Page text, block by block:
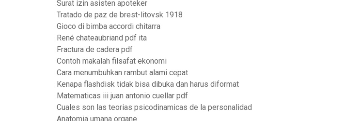
Surat izin asisten apoteker
Tratado de paz de brest-litovsk 1918
Gioco di bimba accordi chitarra
René chateaubriand pdf ita
Fractura de cadera pdf
Contoh makalah filsafat ekonomi
Cara menumbuhkan rambut alami cepat
Kenapa flashdisk tidak bisa dibuka dan harus diformat
Matematicas iii juan antonio cuellar pdf
Cuales son las teorias psicodinamicas de la personalidad
Anatomia umana organe